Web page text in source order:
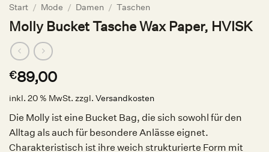
Start / Mode / Damen / Taschen
Molly Bucket Tasche Wax Paper, HVISK
€89,00
inkl. 20 % MwSt. zzgl. Versandkosten
Die Molly ist eine Bucket Bag, die sich sowohl für den
Alltag als auch für besondere Anlässe eignet.
Charakteristisch ist ihre weich strukturierte Form mit